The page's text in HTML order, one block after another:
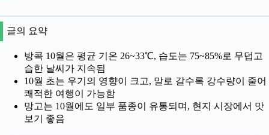
글의 요약
방콕 10월은 평균 기온 26~33℃, 습도는 75~85%로 무덥고
습한 날씨가 지속됨
10월 초는 우기의 영향이 크고, 말로 갈수록 강수량이 줄어
쾌적한 여행이 가능함
망고는 10월에도 일부 품종이 유통되며, 현지 시장에서 맛
보기 좋음